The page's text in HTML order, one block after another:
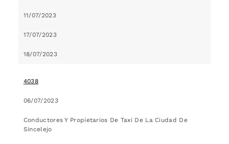
11/07/2023
17/07/2023
18/07/2023
4038
06/07/2023
Conductores Y Propietarios De Taxi De La Ciudad De
Sincelejo